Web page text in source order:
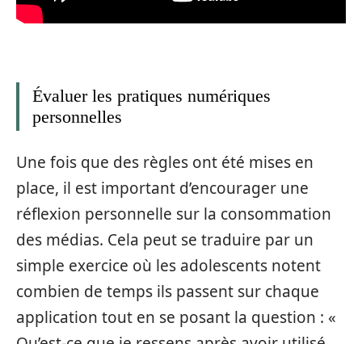
Évaluer les pratiques numériques
personnelles
Une fois que des règles ont été mises en
place, il est important d’encourager une
réflexion personnelle sur la consommation
des médias. Cela peut se traduire par un
simple exercice où les adolescents notent
combien de temps ils passent sur chaque
application tout en se posant la question : «